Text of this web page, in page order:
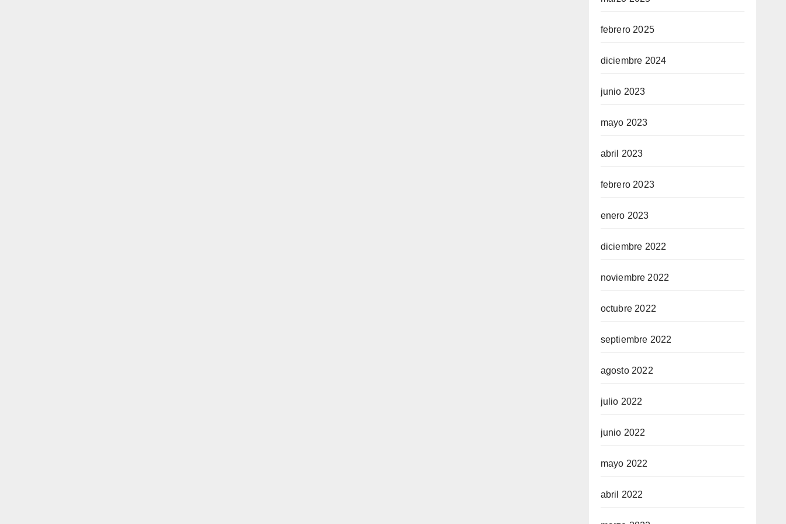
febrero 2025
diciembre 2024
junio 2023
mayo 2023
abril 2023
febrero 2023
enero 2023
diciembre 2022
noviembre 2022
octubre 2022
septiembre 2022
agosto 2022
julio 2022
junio 2022
mayo 2022
abril 2022